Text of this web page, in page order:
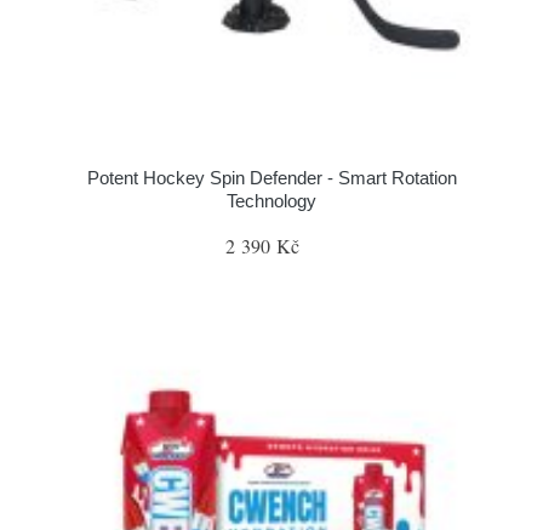
Potent Hockey Spin Defender - Smart Rotation
Technology
2 390 Kč